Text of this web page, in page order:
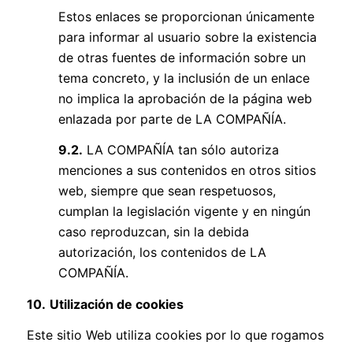
Estos enlaces se proporcionan únicamente
para informar al usuario sobre la existencia
de otras fuentes de información sobre un
tema concreto, y la inclusión de un enlace
no implica la aprobación de la página web
enlazada por parte de LA COMPAÑÍA.
9.2. LA COMPAÑÍA tan sólo autoriza
menciones a sus contenidos en otros sitios
web, siempre que sean respetuosos,
cumplan la legislación vigente y en ningún
caso reproduzcan, sin la debida
autorización, los contenidos de LA
COMPAÑÍA.
10. Utilización de cookies
Este sitio Web utiliza cookies por lo que rogamos